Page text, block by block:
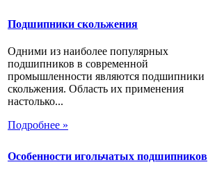
Подшипники скольжения
Одними из наиболее популярных
подшипников в современной
промышленности являются подшипники
скольжения. Область их применения
настолько...
Подробнее »
Особенности игольчатых подшипников